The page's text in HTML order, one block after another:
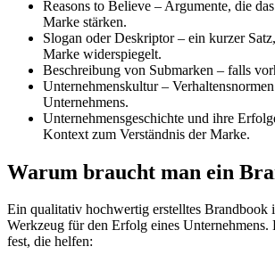
Reasons to Believe – Argumente, die
Marke stärken.
Slogan oder Deskriptor – ein kurzer
Marke widerspiegelt.
Beschreibung von Submarken – falls
Unternehmenskultur –
Unternehmens.
Unternehmensgeschichte und ihre
Kontext zum Verständnis der Marke.
Warum braucht man ein
Ein qualitativ hochwertig erstelltes Brandbook
Werkzeug für den Erfolg eines Unternehmens.
fest, die helfen: